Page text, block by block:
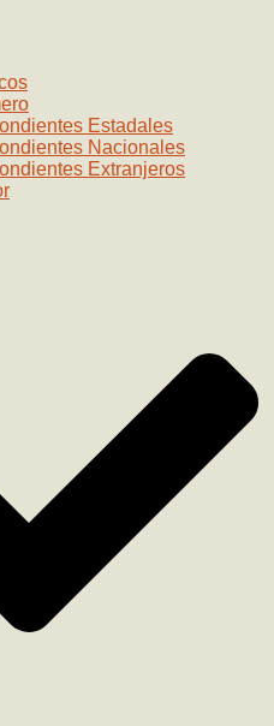
Estadales
Nacionales
Extranjeros